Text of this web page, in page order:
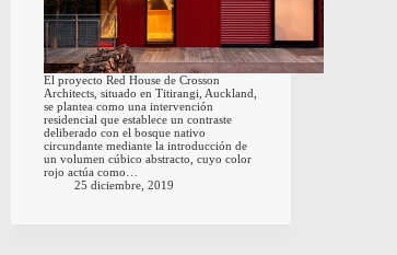
El proyecto Red House de Crosson
Architects, situado en Titirangi, Auckland,
se plantea como una intervención
residencial que establece un contraste
deliberado con el bosque nativo
circundante mediante la introducción de
un volumen cúbico abstracto, cuyo color
rojo actúa como…
25 diciembre, 2019